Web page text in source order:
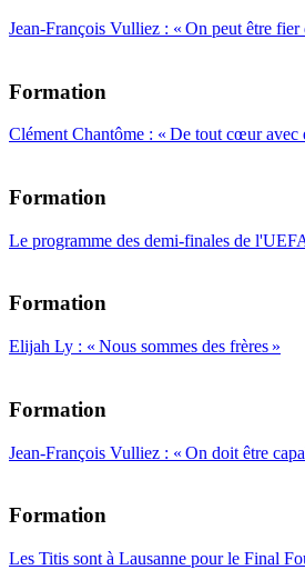
Jean-François Vulliez : « On peut être fier
Formation
Clément Chantôme : « De tout cœur avec
Formation
Le programme des demi-finales de
Formation
Elijah Ly : « Nous sommes des frères »
Formation
Jean-François Vulliez : « On doit être
Formation
Les Titis sont à Lausanne pour le Final